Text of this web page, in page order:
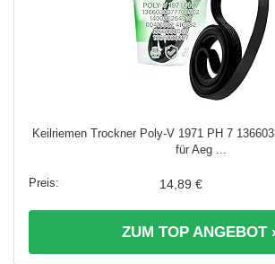
Keilriemen Trockner Poly-V 1971 PH 7
für Aeg ...
14,89 €
ZUM TOP ANGEBOT